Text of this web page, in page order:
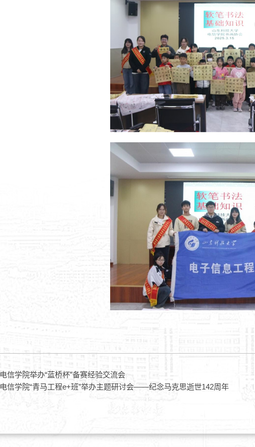
电信学院举办“蓝桥杯”备赛经验交流会
电信学院“青马工程e+班”举办主题研讨会——纪念马克思逝世142周年